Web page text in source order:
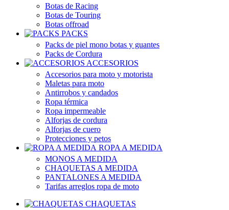
Botas de Racing
Botas de Touring
Botas offroad
PACKS
Packs de piel mono botas y guantes
Packs de Cordura
ACCESORIOS
Accesorios para moto y motorista
Maletas para moto
Antirrobos y candados
Ropa térmica
Ropa impermeable
Alforjas de cordura
Alforjas de cuero
Protecciones y petos
ROPA A MEDIDA
MONOS A MEDIDA
CHAQUETAS A MEDIDA
PANTALONES A MEDIDA
Tarifas arreglos ropa de moto
CHAQUETAS